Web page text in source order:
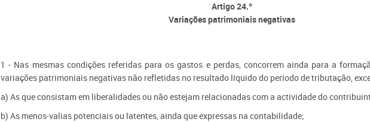
Artigo 24.º
Variações patrimoniais negativas
1 - Nas mesmas condições referidas para os gastos e perdas, concorrem ainda para a
variações patrimoniais negativas não refletidas no resultado líquido do período de tributação,
a) As que consistam em liberalidades ou não estejam relacionadas com a actividade do
b) As menos-valias potenciais ou latentes, ainda que expressas na contabilidade;